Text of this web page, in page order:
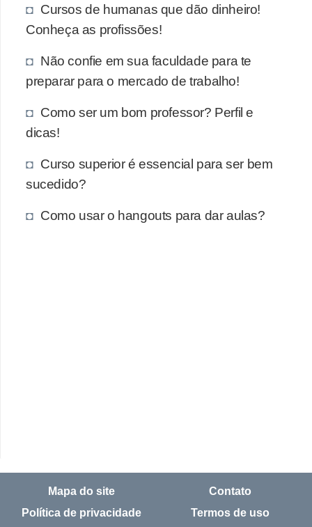
Cursos de humanas que dão dinheiro!
Conheça as profissões!
Não confie em sua faculdade para te
preparar para o mercado de trabalho!
Como ser um bom professor? Perfil e
dicas!
Curso superior é essencial para ser bem
sucedido?
Como usar o hangouts para dar aulas?
Mapa do site
Contato
Política de privacidade
Termos de uso